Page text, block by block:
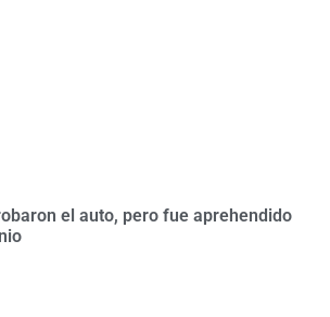
el auto, pero fue aprehendido